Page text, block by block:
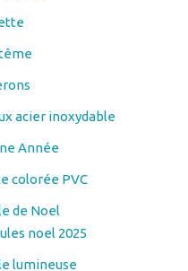
acier inoxydable
Année
colorée PVC
de Noel
noel 2025
lumineuse